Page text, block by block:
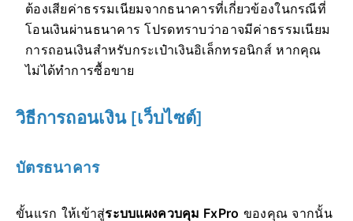
ต้องเสียค่าธรรมเนียมจากธนาคารที่เกี่ยวข้องในกรณีที่
โอนเงินผ่านธนาคาร โปรดทราบว่าอาจมีค่าธรรมเนียม
การถอนเงินสำหรับกระเป๋าเงินอิเล็กทรอนิกส์ หากคุณ
ไม่ได้ทำการซื้อขาย
วิธีการถอนเงิน [เว็บไซต์]
บัตรธนาคาร
ขั้นแรก ให้เข้าสู่ระบบแผงควบคุม FxPro ของคุณ จากนั้น